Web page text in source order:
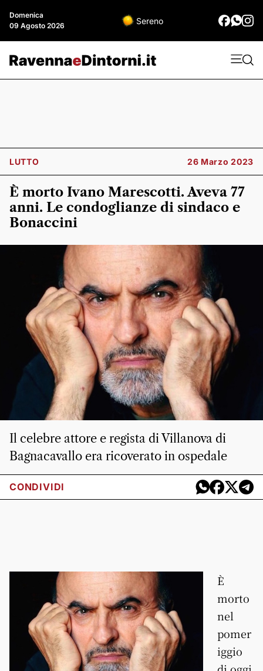
Domenica
09 Agosto 2026
Sereno
LUTTO 26 Marzo 2023
È morto Ivano Marescotti. Aveva 77
anni. Le condoglianze di sindaco e
Bonaccini
Il celebre attore e regista di Villanova di
Bagnacavallo era ricoverato in ospedale
CONDIVIDI
È
morto
nel
pomer
iggio